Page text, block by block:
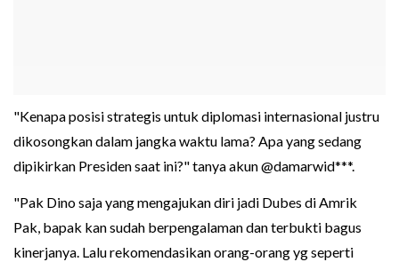
"Kenapa posisi strategis untuk diplomasi internasional justru
dikosongkan dalam jangka waktu lama? Apa yang sedang
dipikirkan Presiden saat ini?" tanya akun @damarwid***.
"Pak Dino saja yang mengajukan diri jadi Dubes di Amrik
Pak, bapak kan sudah berpengalaman dan terbukti bagus
kinerjanya. Lalu rekomendasikan orang-orang yg seperti